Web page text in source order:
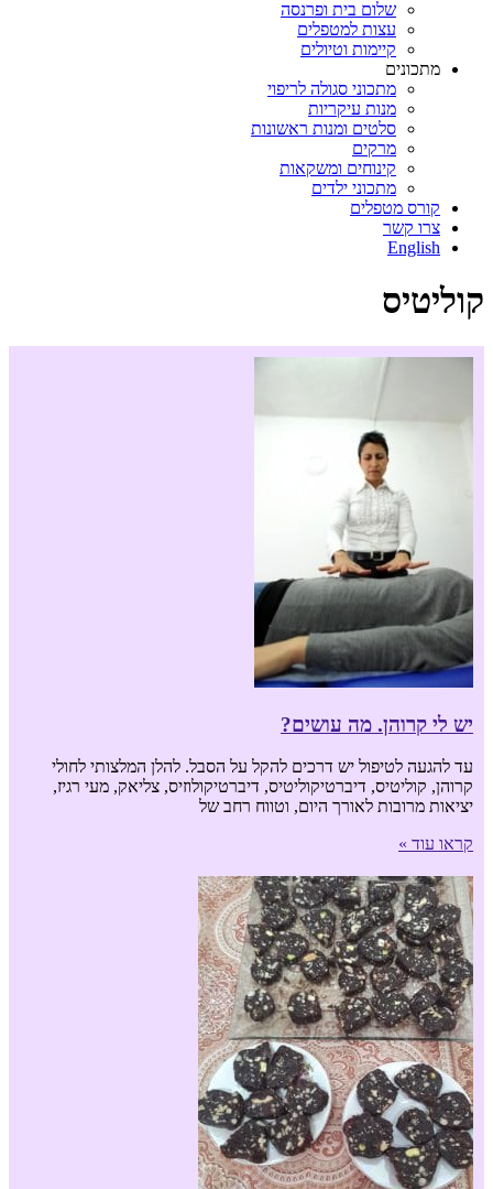
שלום בית ופרנסה
עצות למטפלים
קיימות וטיולים
מתכונים
מתכוני סגולה לריפוי
מנות עיקריות
סלטים ומנות ראשונות
מרקים
קינוחים ומשקאות
מתכוני ילדים
קורס מטפלים
צרו קשר
English
קוליטיס
יש לי קרוהן. מה עושים?
עד להגעה לטיפול יש דרכים להקל על הסבל. להלן המלצותי לחולי
קרוהן, קוליטיס, דיברטיקוליטיס, דיברטיקולוזיס, צליאק, מעי רגיז,
יציאות מרובות לאורך היום, וטווח רחב של
קראו עוד »